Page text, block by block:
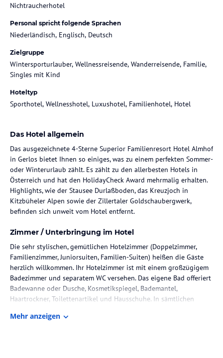
Nichtraucherhotel
Personal spricht folgende Sprachen
Niederländisch, Englisch, Deutsch
Zielgruppe
Wintersporturlauber, Wellnessreisende, Wanderreisende, Familie,
Singles mit Kind
Hoteltyp
Sporthotel, Wellnesshotel, Luxushotel, Familienhotel, Hotel
Das Hotel allgemein
Das ausgezeichnete 4-Sterne Superior Familienresort Hotel Almhof
in Gerlos bietet Ihnen so einiges, was zu einem perfekten Sommer-
oder Winterurlaub zählt. Es zählt zu den allerbesten Hotels in
Österreich und hat den HolidayCheck Award mehrmalig erhalten.
Highlights, wie der Stausee Durlaßboden, das Kreuzjoch in
Kitzbüheler Alpen sowie der Zillertaler Goldschaubergwerk,
befinden sich unweit vom Hotel entfernt.
Zimmer / Unterbringung im Hotel
Die sehr stylischen, gemütlichen Hotelzimmer (Doppelzimmer,
Familienzimmer, Juniorsuiten, Familien-Suiten) heißen die Gäste
herzlich willkommen. Ihr Hotelzimmer ist mit einem großzügigem
Badezimmer und separatem WC versehen. Das eigene Bad offeriert
Badewanne oder Dusche, Kosmetikspiegel, Bademantel,
Haartrockner, Toilettenartikel und Hausschuhe. In sämtlichen
Zimmer bzw. Suiten verfügen über ein eigenes Kinderzimmer und
Mehr anzeigen